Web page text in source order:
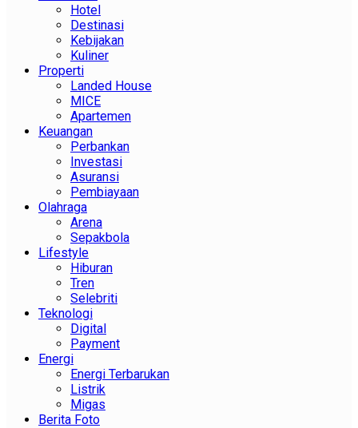
Hotel
Destinasi
Kebijakan
Kuliner
Properti
Landed House
MICE
Apartemen
Keuangan
Perbankan
Investasi
Asuransi
Pembiayaan
Olahraga
Arena
Sepakbola
Lifestyle
Hiburan
Tren
Selebriti
Teknologi
Digital
Payment
Energi
Energi Terbarukan
Listrik
Migas
Berita Foto